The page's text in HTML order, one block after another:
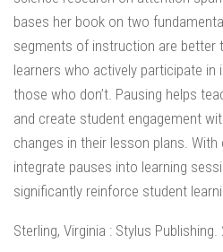
bases her book on two
segments of instruction are better
learners who actively participate
those who don’t. Pausing helps
and create student engagement
changes in their lesson plans. With
integrate pauses into learning
significantly reinforce student
Sterling, Virginia : Stylus Publishing.